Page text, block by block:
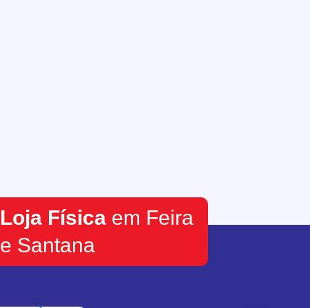
Loja Físicaem Feira
e Santana